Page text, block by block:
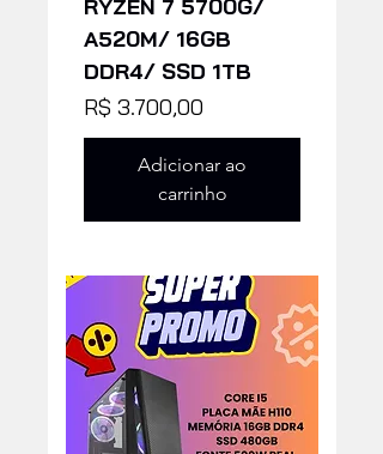
RYZEN 7 5700G/
A520M/ 16GB
DDR4/ SSD 1TB
Preço
R$ 3.700,00
Adicionar ao
carrinho